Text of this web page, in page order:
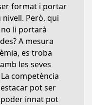
format i portar
Però, qui
li portarà
A mesura
es troba
les seves
competència
pot ser
poder innat pot